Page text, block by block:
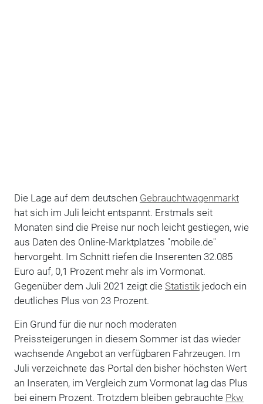
Die Lage auf dem deutschen Gebrauchtwagenmarkt
hat sich im Juli leicht entspannt. Erstmals seit
Monaten sind die Preise nur noch leicht gestiegen, wie
aus Daten des Online-Marktplatzes "mobile.de"
hervorgeht. Im Schnitt riefen die Inserenten 32.085
Euro auf, 0,1 Prozent mehr als im Vormonat.
Gegenüber dem Juli 2021 zeigt die Statistikjedoch ein
deutliches Plus von 23 Prozent.
Ein Grund für die nur noch moderaten
Preissteigerungen in diesem Sommer ist das wieder
wachsende Angebot an verfügbaren Fahrzeugen. Im
Juli verzeichnete das Portal den bisher höchsten Wert
an Inseraten, im Vergleich zum Vormonat lag das Plus
bei einem Prozent. Trotzdem bleiben gebrauchte Pkw